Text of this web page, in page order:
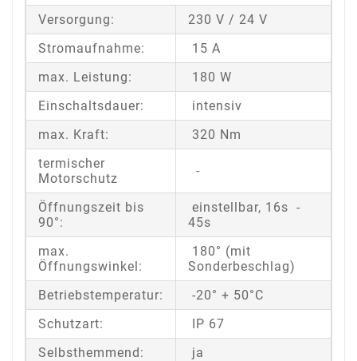
Versorgung:
230 V / 24 V
Stromaufnahme:
15 A
max. Leistung:
180 W
Einschaltsdauer:
intensiv
max. Kraft:
320 Nm
termischer
Motorschutz
-
Öffnungszeit bis
90°:
einstellbar, 16s -
45s
max.
Öffnungswinkel:
180° (mit
Sonderbeschlag)
Betriebstemperatur:
-20° + 50°C
Schutzart:
IP 67
Selbsthemmend:
ja